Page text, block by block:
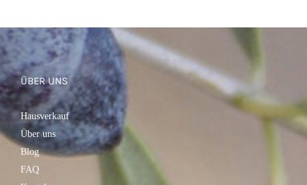
ÜBER UNS
Hausverkauf
Über uns
Blog
FAQ